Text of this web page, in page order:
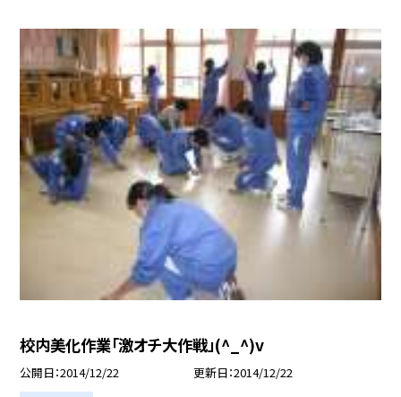
校内美化作業「激オチ大作戦」(^_^)v
公開日 2014/12/22 更新日 2014/12/22